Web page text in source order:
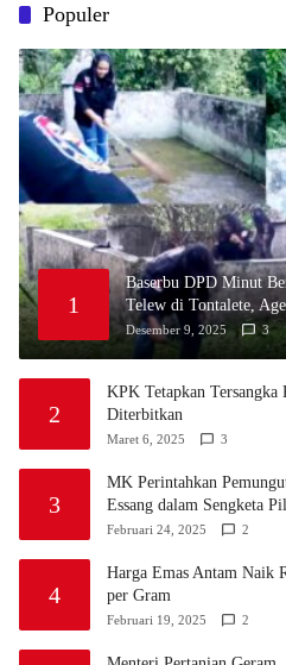
Populer
1
Baserbu DPD Minut
Telew di Tontalete,
Leluhur Minahasa
Desember 9, 2025 3
2
KPK Tetapkan
Diterbitkan
Maret 6, 2025 3
3
MK Perintahkan
Essang dalam Sengketa
Februari 24, 2025 2
4
Harga Emas Antam Naik
per Gram
Februari 19, 2025 2